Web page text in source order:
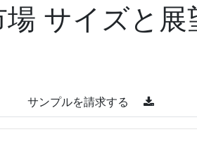
サイズと展
サンプルを請求する